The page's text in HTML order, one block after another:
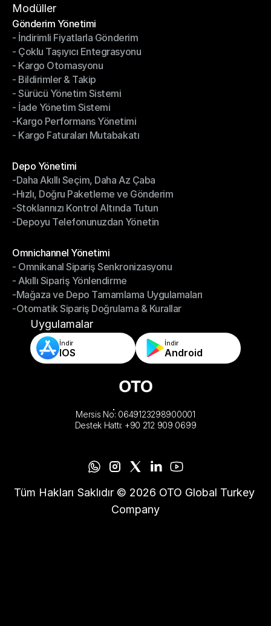
Hizmet Şartları
Modüller
Gönderim Yönetimi
Gönderim Yönetimi
- İndirimli Fiyatlarla Gönderim
- İndirimli Fiyatlarla Gönderim
- Çoklu Taşıyıcı Entegrasyonu
- Çoklu Taşıyıcı Entegrasyonu
- Kargo Otomasyonu
- Kargo Otomasyonu
- Bildirimler & Takip
- Bildirimler & Takip
- Sürücü Yönetim Sistemi
- Sürücü Yönetim Sistemi
- İade Yönetim Sistemi
- İade Yönetim Sistemi
-Kargo Performans Yönetimi
-Kargo Performans Yönetimi
- Kargo Faturaları Mutabakatı
Depo Yönetimi
Depo Yönetimi
-Daha Akıllı Seçim, Daha Az Çaba
-Daha Akıllı Seçim, Daha Az Çaba
-Hızlı, Doğru Paketleme ve Gönderim
-Hızlı, Doğru Paketleme ve Gönderim
-Stoklarınızı Kontrol Altında Tutun
-Stoklarınızı Kontrol Altında Tutun
-Depoyu Telefonunuzdan Yönetin
Omnichannel Yönetimi
Omnichannel Yönetimi
- Omnikanal Sipariş Senkronizasyonu
- Omnikanal Sipariş Senkronizasyonu
- Akıllı Sipariş Yönlendirme
- Akıllı Sipariş Yönlendirme
-Mağaza ve Depo Tamamlama Uygulamaları
-Mağaza ve Depo Tamamlama Uygulamaları
-Otomatik Sipariş Doğrulama & Kurallar
-Otomatik Sipariş Doğrulama & Kurallar
Uygulamalar
İndir
IOS
İndir
Android
Mersis No: 0649123298900001
Destek Hattı: +90 212 909 0699
Tüm Hakları Saklıdır © 2026 OTO Global Turkey
Company